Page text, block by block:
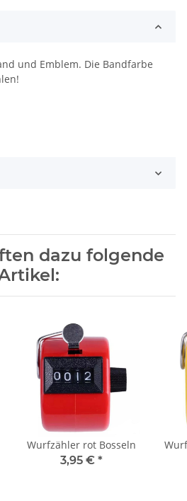
und Emblem. Die Bandfarbe
dazu folgende
Wurfzähler rot Bosseln
3,95 € *